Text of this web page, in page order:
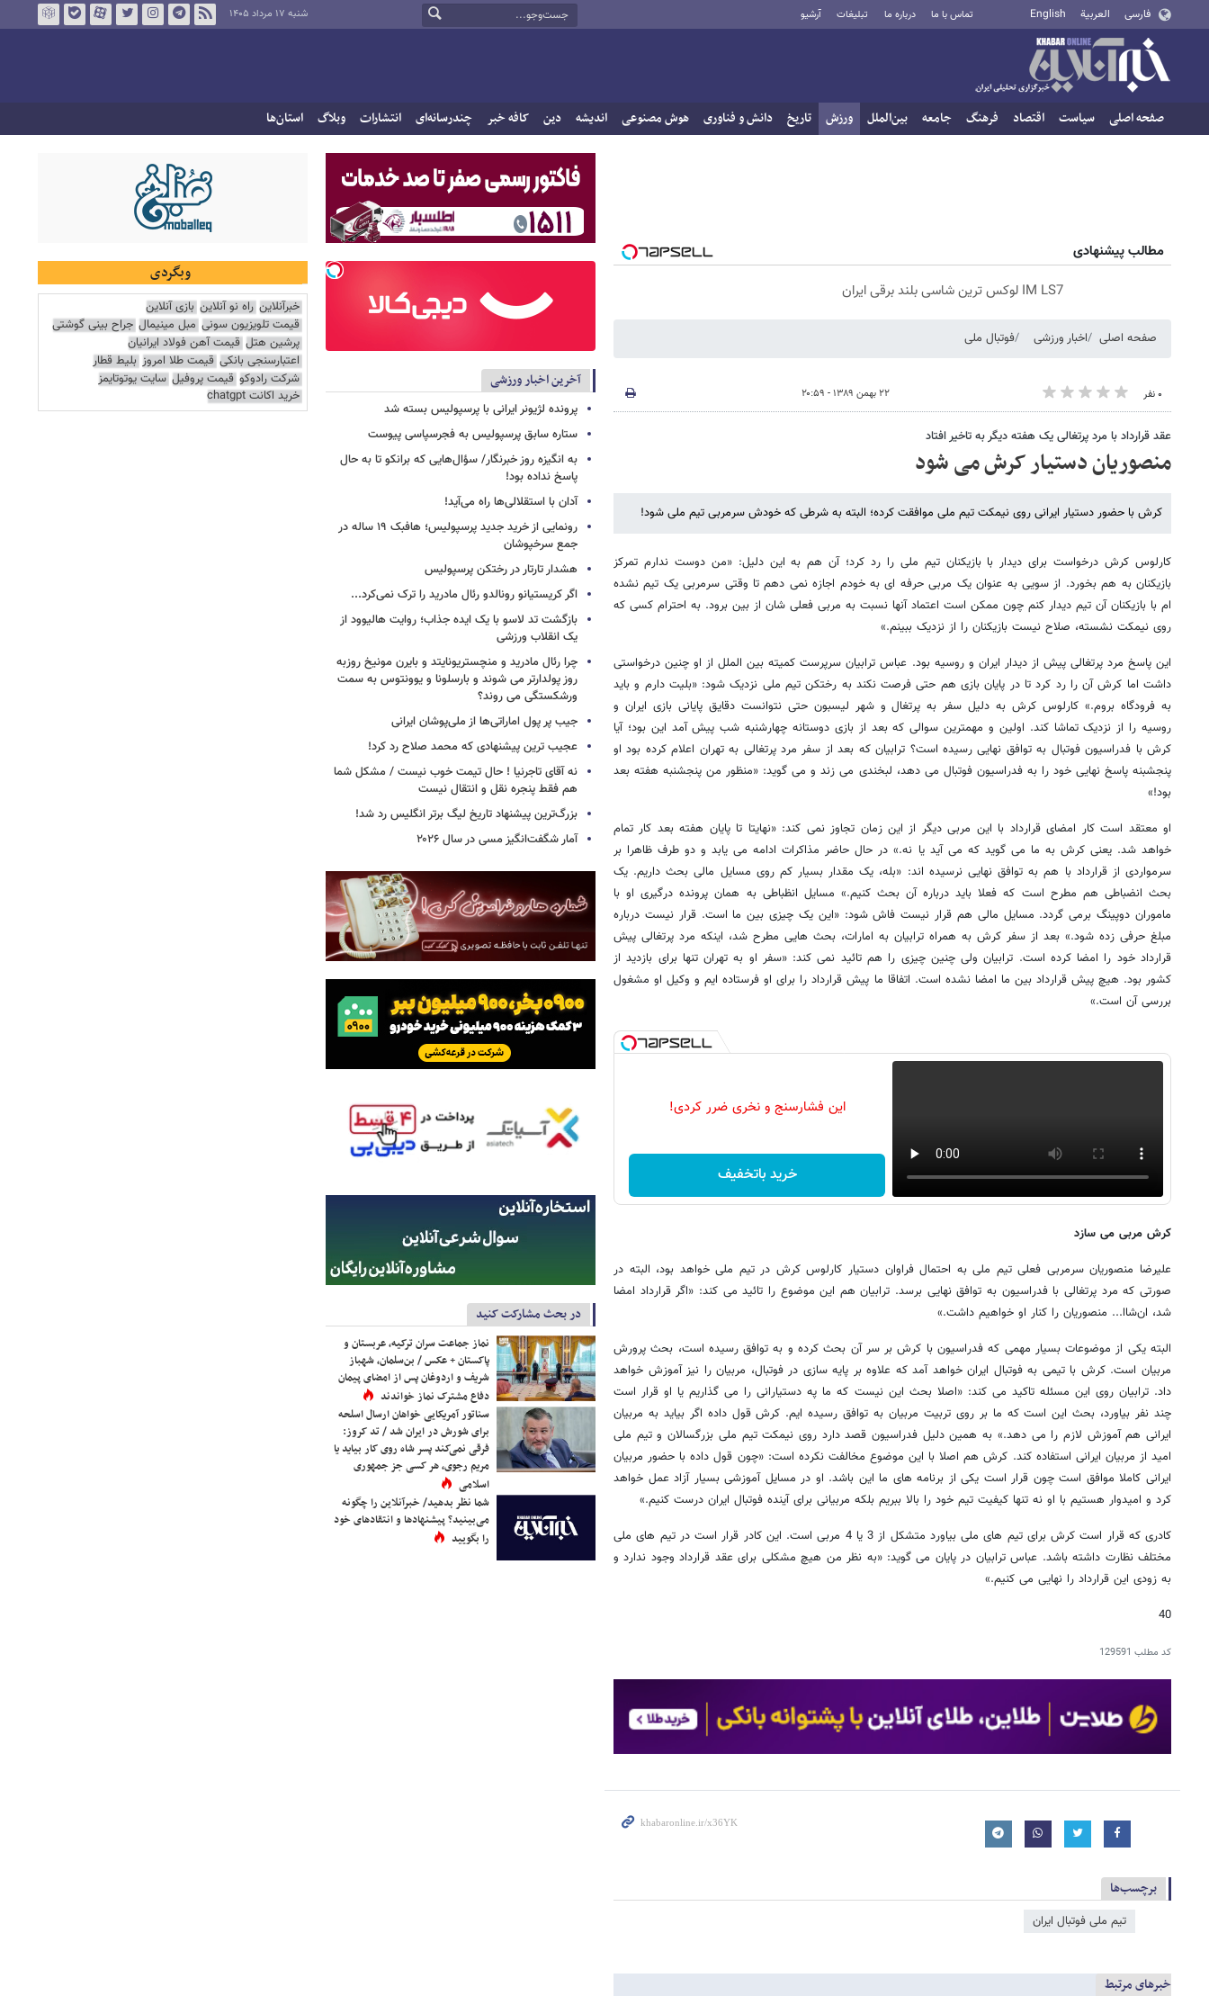
فارسی العربية English تماس با ما درباره ما تبلیغات آرشیو شنبه ۱۷ مرداد ۱۴۰۵
صفحه اصلی سیاست اقتصاد فرهنگ جامعه بین‌الملل ورزش تاریخ دانش و فناوری هوش مصنوعی اندیشه دین کافه خبر چندرسانه‌ای انتشارات وبلاگ استان‌ها
مطالب پیشنهادی
IM LS7 لوکس ترین شاسی بلند برقی ایران
صفحه اصلی اخبار ورزشی فوتبال ملی
۰ نفر ۲۲ بهمن ۱۳۸۹ - ۲۰:۵۹
عقد قرارداد با مرد پرتغالی یک هفته دیگر به تاخیر افتاد
منصوریان دستیار کرش می شود
کرش با حضور دستیار ایرانی روی نیمکت تیم ملی موافقت کرده؛ البته به شرطی که خودش سرمربی تیم ملی شود!
کارلوس کرش درخواست برای دیدار با بازیکنان تیم ملی را رد کرد؛ آن هم به این دلیل: «من دوست ندارم تمرکز
بازیکنان به هم بخورد. از سویی به عنوان یک مربی حرفه ای به خودم اجازه نمی دهم تا وقتی سرمربی یک تیم نشده
ام با بازیکنان آن تیم دیدار کنم چون ممکن است اعتماد آنها نسبت به مربی فعلی شان از بین برود. به احترام کسی که
روی نیمکت نشسته، صلاح نیست بازیکنان را از نزدیک ببینم.»
این پاسخ مرد پرتغالی پیش از دیدار ایران و روسیه بود. عباس ترابیان سرپرست کمیته بین الملل از او چنین درخواستی
داشت اما کرش آن را رد کرد تا در پایان بازی هم حتی فرصت نکند به رختکن تیم ملی نزدیک شود: «بلیت دارم و باید
به فرودگاه بروم.» کارلوس کرش به دلیل سفر به پرتغال و شهر لیسبون حتی نتوانست دقایق پایانی بازی ایران و
روسیه را از نزدیک تماشا کند. اولین و مهمترین سوالی که بعد از بازی دوستانه چهارشنبه شب پیش آمد این بود؛ آیا
کرش با فدراسیون فوتبال به توافق نهایی رسیده است؟ ترابیان که بعد از سفر مرد پرتغالی به تهران اعلام کرده بود او
پنجشبنه پاسخ نهایی خود را به فدراسیون فوتبال می دهد، لبخندی می زند و می گوید: «منظور من پنجشنبه هفته بعد
بود!»
او معتقد است کار امضای قرارداد با این مربی دیگر از این زمان تجاوز نمی کند: «نهایتا تا پایان هفته بعد کار تمام
خواهد شد. یعنی کرش به ما می گوید که می آید یا نه.» در حال حاضر مذاکرات ادامه می یابد و دو طرف ظاهرا بر
سرمواردی از قرارداد با هم به توافق نهایی نرسیده اند: «بله، یک مقدار بسیار کم روی مسایل مالی بحث داریم. یک
بحث انضباطی هم مطرح است که فعلا باید درباره آن بحث کنیم.» مسایل انظباطی به همان پرونده درگیری او با
ماموران دوپینگ برمی گردد. مسایل مالی هم قرار نیست فاش شود: «این یک چیزی بین ما است. قرار نیست درباره
مبلغ حرفی زده شود.» بعد از سفر کرش به همراه ترابیان به امارات، بحث هایی مطرح شد، اینکه مرد پرتغالی پیش
قرارداد خود را امضا کرده است. ترابیان ولی چنین چیزی را هم تائید نمی کند: «سفر او به تهران تنها برای بازدید از
کشور بود. هیچ پیش قرارداد بین ما امضا نشده است. اتفاقا ما پیش قرارداد را برای او فرستاده ایم و وکیل او مشغول
بررسی آن است.»
این فشارسنج و نخری ضرر کردی!
خرید باتخفیف
کرش مربی می سازد
علیرضا منصوریان سرمربی فعلی تیم ملی به احتمال فراوان دستیار کارلوس کرش در تیم ملی خواهد بود، البته در
صورتی که مرد پرتغالی با فدراسیون به توافق نهایی برسد. ترابیان هم این موضوع را تائید می کند: «اگر قرارداد امضا
شد، ان‌شاا... منصوریان را کنار او خواهیم داشت.»
البته یکی از موضوعات بسیار مهمی که فدراسیون با کرش بر سر آن بحث کرده و به توافق رسیده است، بحث پرورش
مربیان است. کرش با تیمی به فوتبال ایران خواهد آمد که علاوه بر پایه سازی در فوتبال، مربیان را نیز آموزش خواهد
داد. ترابیان روی این مسئله تاکید می کند: «اصلا بحث این نیست که ما په دستیارانی را می گذاریم یا او قرار است
چند نفر بیاورد، بحث این است که ما بر روی تربیت مربیان به توافق رسیده ایم. کرش قول داده اگر بیاید به مربیان
ایرانی هم آموزش لازم را می دهد.» به همین دلیل فدراسیون قصد دارد روی نیمکت تیم ملی بزرگسالان و تیم ملی
امید از مربیان ایرانی استفاده کند. کرش هم اصلا با این موضوع مخالفت نکرده است: «چون قول داده با حضور مربیان
ایرانی کاملا موافق است چون قرار است یکی از برنامه های ما این باشد. او در مسایل آموزشی بسیار آزاد عمل خواهد
کرد و امیدوار هستیم با او نه تنها کیفیت تیم خود را بالا ببریم بلکه مربیانی برای آینده فوتبال ایران درست کنیم.»
کادری که قرار است کرش برای تیم های ملی بیاورد متشکل از 3 یا 4 مربی است. این کادر قرار است در تیم های ملی
مختلف نظارت داشته باشد. عباس ترابیان در پایان می گوید: «به نظر من هیچ مشکلی برای عقد قرارداد وجود ندارد و
به زودی این قرارداد را نهایی می کنیم.»
40
کد مطلب 129591
برچسب‌ها
تیم ملی فوتبال ایران
خبرهای مرتبط
آخرین اخبار ورزشی
پرونده لژیونر ایرانی با پرسپولیس بسته شد
ستاره سابق پرسپولیس به فجرسپاسی پیوست
به انگیزه روز خبرنگار/ سؤال‌هایی که برانکو تا به حال
پاسخ نداده بود!
آدان با استقلالی‌ها راه می‌آید!
رونمایی از خرید جدید پرسپولیس؛ هافبک ۱۹ ساله در
جمع سرخپوشان
هشدار تارتار در رختکن پرسپولیس
اگر کریستیانو رونالدو رئال مادرید را ترک نمی‌کرد...
بازگشت تد لاسو با یک ایده جذاب؛ روایت هالیوود از
یک انقلاب ورزشی
چرا رئال مادرید و منچستریونایتد و بایرن مونیخ روزبه
روز پولدارتر می شوند و بارسلونا و یوونتوس به سمت
ورشکستگی می روند؟
جیب پر پول اماراتی‌ها از ملی‌پوشان ایرانی
عجیب ترین پیشنهادی که محمد صلاح رد کرد!
نه آقای تاجرنیا ! حال تیمت خوب نیست / مشکل شما
هم فقط پنجره نقل و انتقال نیست
بزرگ‌ترین پیشنهاد تاریخ لیگ برتر انگلیس رد شد!
آمار شگفت‌انگیز مسی در سال ۲۰۲۶
در بحث مشارکت کنید
نماز جماعت سران ترکیه، عربستان و
پاکستان + عکس / بن‌سلمان، شهباز
شریف و اردوغان پس از امضای پیمان
دفاع مشترک نماز خواندند
سناتور آمریکایی خواهان ارسال اسلحه
برای شورش در ایران شد / تد کروز:
فرقی نمی‌کند پسر شاه روی کار بیاید یا
مریم رجوی، هر کسی جز جمهوری
اسلامی
شما نظر بدهید/ خبرآنلاین را چگونه
می‌بینید؟ پیشنهادها و انتقادهای خود
را بگویید
وبگردی
خبرآنلاین راه نو آنلاین بازی آنلاین
قیمت تلویزیون سونی مبل مینیمال جراح بینی گوشتی
پرشین هتل قیمت آهن فولاد ایرانیان
اعتبارسنجی بانکی قیمت طلا امروز بلیط قطار
شرکت رادوکو قیمت پروفیل سایت یوتوتایمز
خرید اکانت chatgpt